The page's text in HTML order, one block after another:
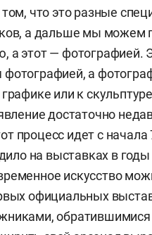
что это разные
а дальше мы можем
а этот — фотографией.
а
или к
достаточно
процесс идет с начала
на выставках в
искусство
официальных